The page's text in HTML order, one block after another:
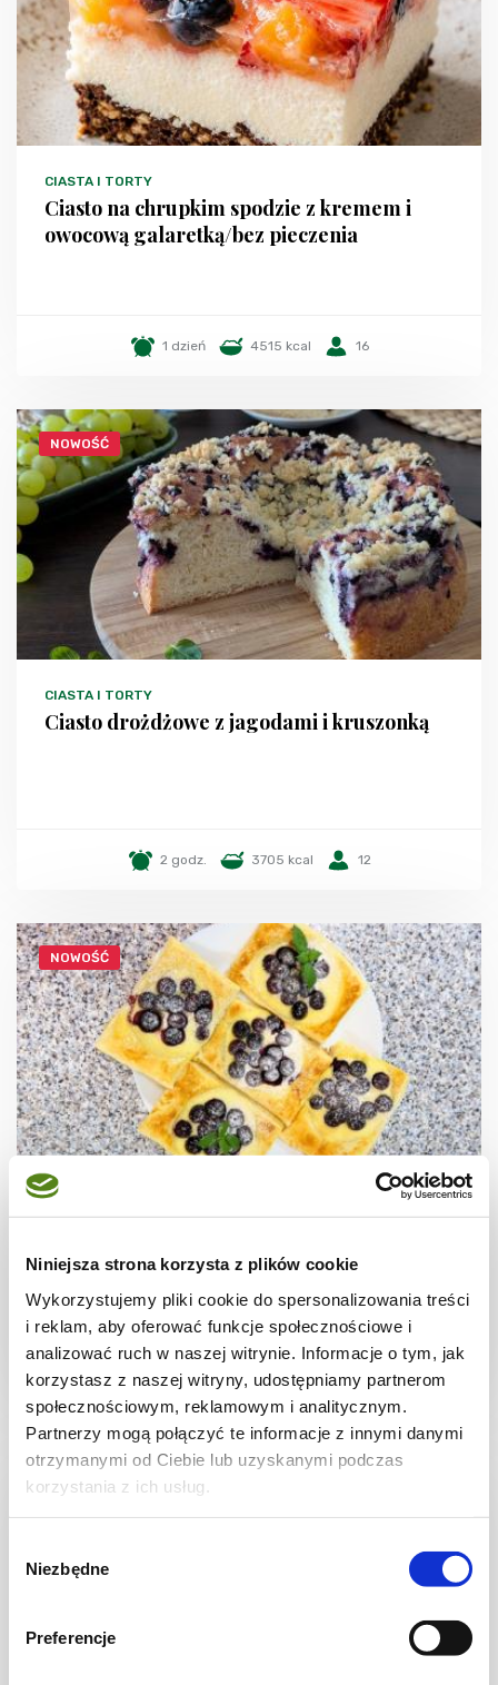
Niniejsza strona korzysta z plików cookie
Wykorzystujemy pliki cookie do spersonalizowania treści
i reklam, aby oferować funkcje społecznościowe i
analizować ruch w naszej witrynie. Informacje o tym, jak
korzystasz z naszej witryny, udostępniamy partnerom
społecznościowym, reklamowym i analitycznym.
Partnerzy mogą połączyć te informacje z innymi danymi
otrzymanymi od Ciebie lub uzyskanymi podczas
korzystania z ich usług.
zgody
Niezbędne
Preferencje
CIASTA I TORTY
Ciasto na chrupkim spodzie z kremem i
owocową galaretką/bez pieczenia
1 dzień 4515 kcal 16
NOWOŚĆ
CIASTA I TORTY
Ciasto drożdżowe z jagodami i kruszonką
2 godz. 3705 kcal 12
NOWOŚĆ
30 min. 1531 kcal 8